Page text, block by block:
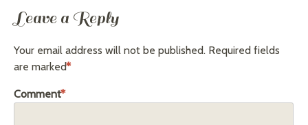
Leave a Reply
Your email address will not be published. Required fields
are marked*
Comment*